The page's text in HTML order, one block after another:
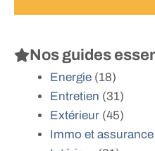
Nos guides
Energie (18)
Entretien (31)
Extérieur (45)
Immo et assurance